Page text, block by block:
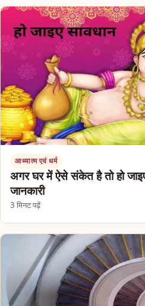
आध्यात्म एवं धर्म
अगर घर में ऐसे संकेत है तो हो
जानकारी
3 मिनट पढ़ें